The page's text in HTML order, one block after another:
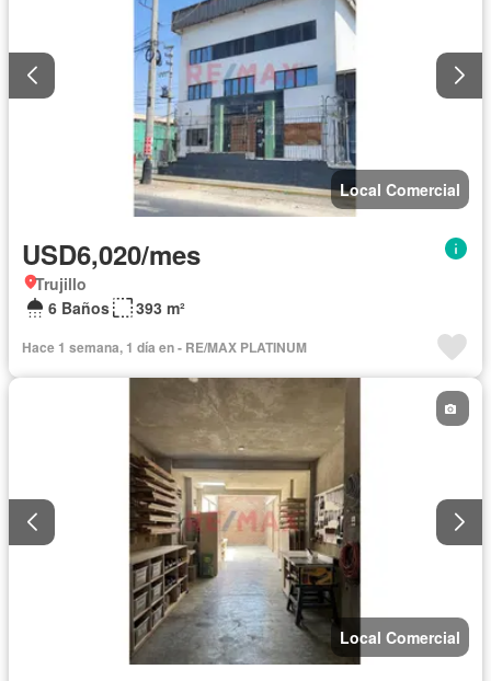
Local Comercial
USD6,020/mes
Trujillo
6 Baños
393 m²
Hace 1 semana, 1 día en - RE/MAX PLATINUM
Local Comercial